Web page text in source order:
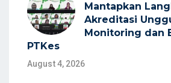
Mantapkan
Akreditasi
Monitoring dan
PTKes
August 4, 2026